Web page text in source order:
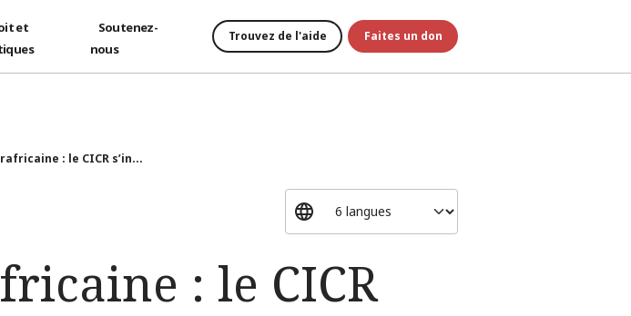
et
Soutenez-
nous
Trouvez de l'aide Faites un don
: le CICR s’in...
: le CICR